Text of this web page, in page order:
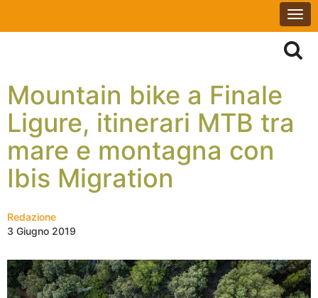
Mountain bike a Finale
Ligure, itinerari MTB tra
mare e montagna con
Ibis Migration
Redazione
3 Giugno 2019